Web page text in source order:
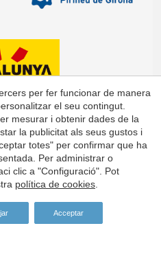
per fer funcionar de manera
el seu contingut.
mesurar i obtenir dades de la
la publicitat als seus gustos i
totes" per confirmar que ha
Per administrar o
clic a "Configuració". Pot
política de cookies.
Acceptar
Acceptar totes